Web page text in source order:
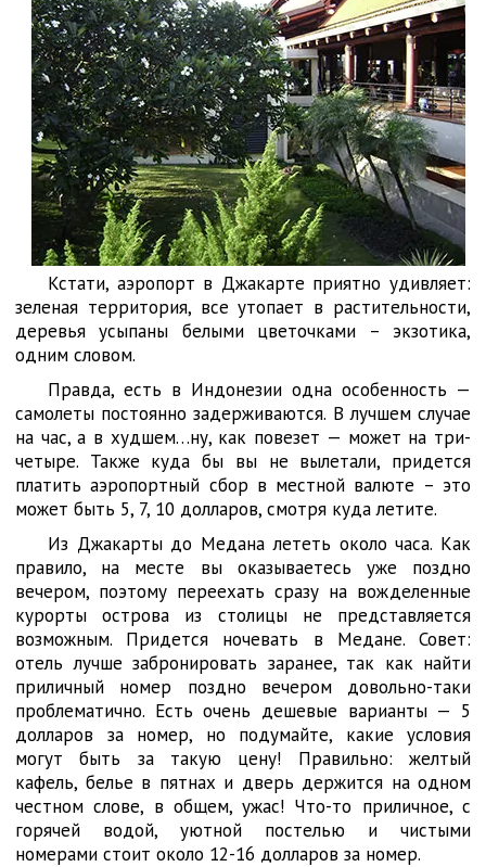
Кстати, аэропорт в Джакарте приятно удивляет:
зеленая территория, все утопает в растительности,
деревья усыпаны белыми цветочками – экзотика,
одним словом.
Правда, есть в Индонезии одна особенность —
самолеты постоянно задерживаются. В лучшем случае
на час, а в худшем…ну, как повезет — может на три-
четыре. Также куда бы вы не вылетали, придется
платить аэропортный сбор в местной валюте – это
может быть 5, 7, 10 долларов, смотря куда летите.
Из Джакарты до Медана лететь около часа. Как
правило, на месте вы оказываетесь уже поздно
вечером, поэтому переехать сразу на вожделенные
курорты острова из столицы не представляется
возможным. Придется ночевать в Медане. Совет:
отель лучше забронировать заранее, так как найти
приличный номер поздно вечером довольно-таки
проблематично. Есть очень дешевые варианты — 5
долларов за номер, но подумайте, какие условия
могут быть за такую цену! Правильно: желтый
кафель, белье в пятнах и дверь держится на одном
честном слове, в общем, ужас! Что-то приличное, с
горячей водой, уютной постелью и чистыми
номерами стоит около 12-16 долларов за номер.